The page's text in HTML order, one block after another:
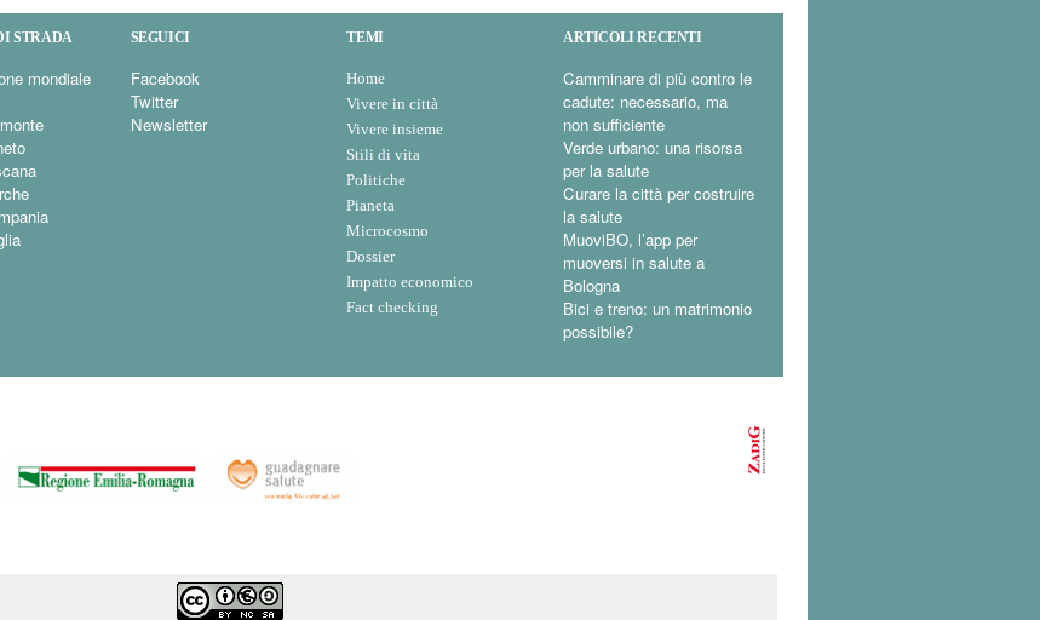
STRADA
mondiale
SEGUICI
Facebook
Twitter
Newsletter
TEMI
Home
Vivere in città
Vivere insieme
Stili di vita
Politiche
Pianeta
Microcosmo
Dossier
Impatto economico
Fact checking
ARTICOLI RECENTI
Camminare di più contro le
cadute: necessario, ma
non sufficiente
Verde urbano: una risorsa
per la salute
Curare la città per costruire
la salute
MuoviBO, l’app per
muoversi in salute a
Bologna
Bici e treno: un matrimonio
possibile?